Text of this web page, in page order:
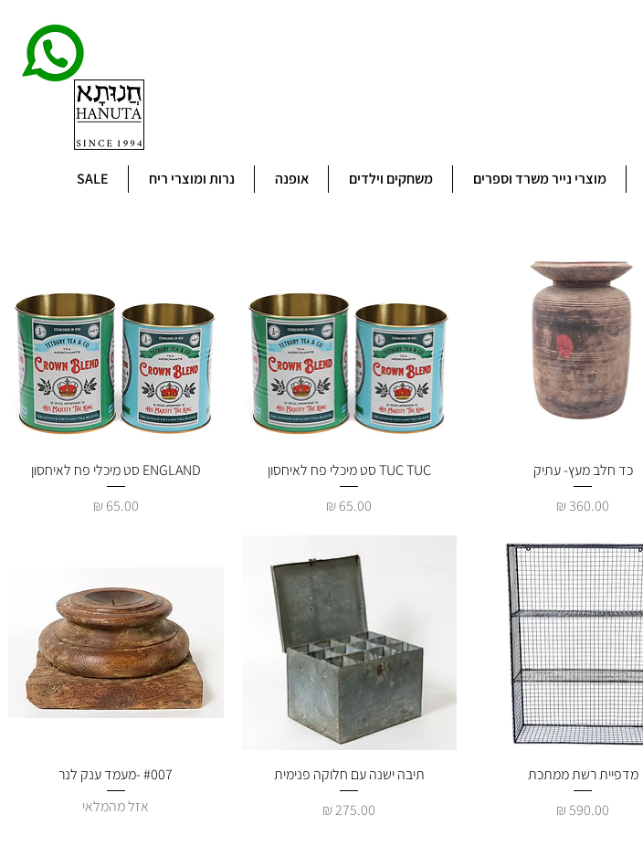
מוצרי נייר משרד וספרים משחקים וילדים אופנה נרות ומוצרי ריח SALE
תצוגה מהירה
כד חלב מעץ- עתיק
מחיר
תצוגה מהירהTUC TUC סט מיכלי פח לאיחסון
מחיר
תצוגה מהירהENGLAND סט מיכלי פח לאיחסון
מחיר
תצוגה מהירה
מדפיית רשת ממתכת
מחיר
תצוגה מהירה
תיבה ישנה עם חלוקה פנימית
מחיר
תצוגה מהירה#007 -מעמד ענק לנר
אזל מהמלאי